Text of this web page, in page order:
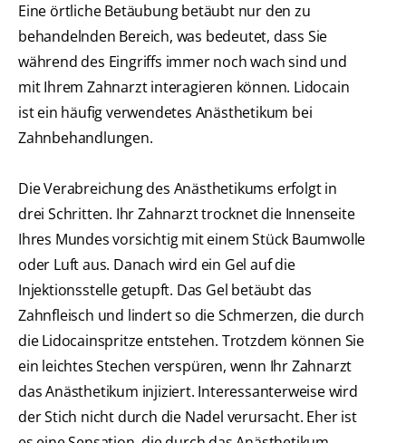
Eine örtliche Betäubung betäubt nur den zu
behandelnden Bereich, was bedeutet, dass Sie
während des Eingriffs immer noch wach sind und
mit Ihrem Zahnarzt interagieren können. Lidocain
ist ein häufig verwendetes Anästhetikum bei
Zahnbehandlungen.
Die Verabreichung des Anästhetikums erfolgt in
drei Schritten. Ihr Zahnarzt trocknet die Innenseite
Ihres Mundes vorsichtig mit einem Stück Baumwolle
oder Luft aus. Danach wird ein Gel auf die
Injektionsstelle getupft. Das Gel betäubt das
Zahnfleisch und lindert so die Schmerzen, die durch
die Lidocainspritze entstehen. Trotzdem können Sie
ein leichtes Stechen verspüren, wenn Ihr Zahnarzt
das Anästhetikum injiziert. Interessanterweise wird
der Stich nicht durch die Nadel verursacht. Eher ist